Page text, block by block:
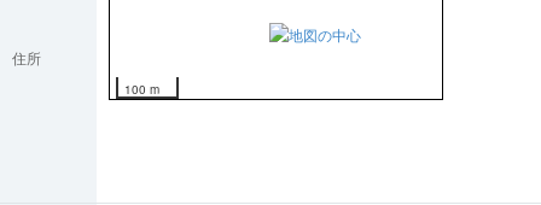
住所
100 m